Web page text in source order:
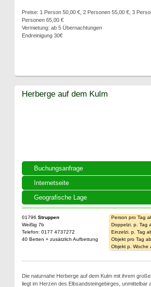
Preise: 1 Person 50,00 €, 2 Personen 55,00 €, 3
Personen 65,00 €
Vermietung: ab 5 Übernachtungen
Endreinigung 30€
Buchungsanfrage
Internetseite
Geografische Lage
Herberge auf dem Kulm
01796 Struppen
Weißig 7b
Telefon: 0177 4737272
40 Betten + zusätzlich Aufbettung
Person pro Tag
Doppelzi. p. Tag
Einzelzi. p. Tag
Objekt pro Tag
Objekt p. Woche
Die naturnahe Herberge auf dem Kulm mit ihrem
liegt im Herzen des Elbsandsteingebirges, unmittelbar